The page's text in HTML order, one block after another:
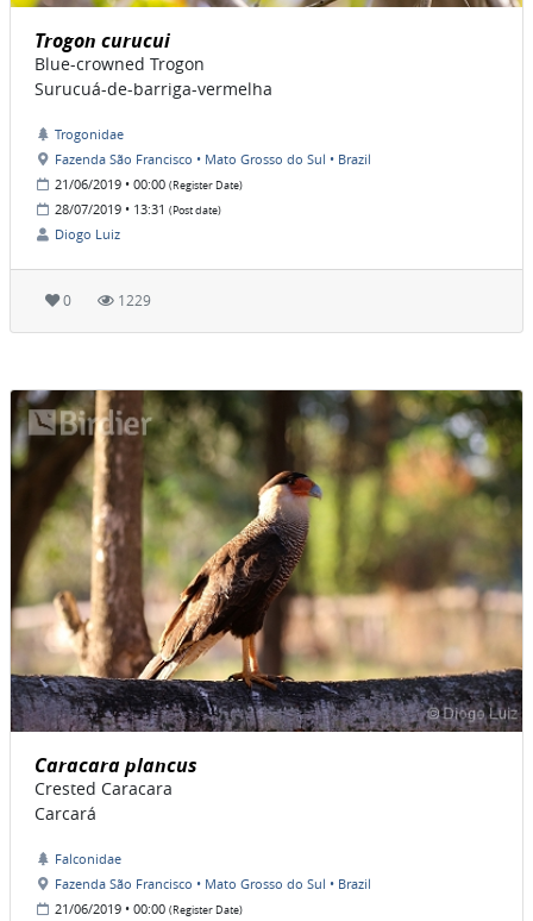
Trogon curucui
Blue-crowned Trogon
Surucuá-de-barriga-vermelha
Trogonidae
Fazenda São Francisco • Mato Grosso do Sul • Brazil
21/06/2019 • 00:00 (Register Date)
28/07/2019 • 13:31 (Post date)
Diogo Luiz
0 1229
Caracara plancus
Crested Caracara
Carcará
Falconidae
Fazenda São Francisco • Mato Grosso do Sul • Brazil
21/06/2019 • 00:00 (Register Date)